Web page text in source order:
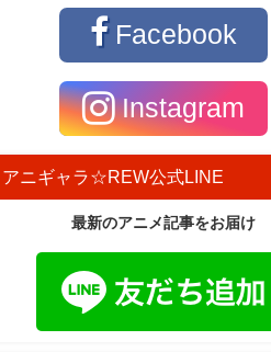
Facebook
Instagram
アニギャラ☆REW公式LINE
最新のアニメ記事をお届け